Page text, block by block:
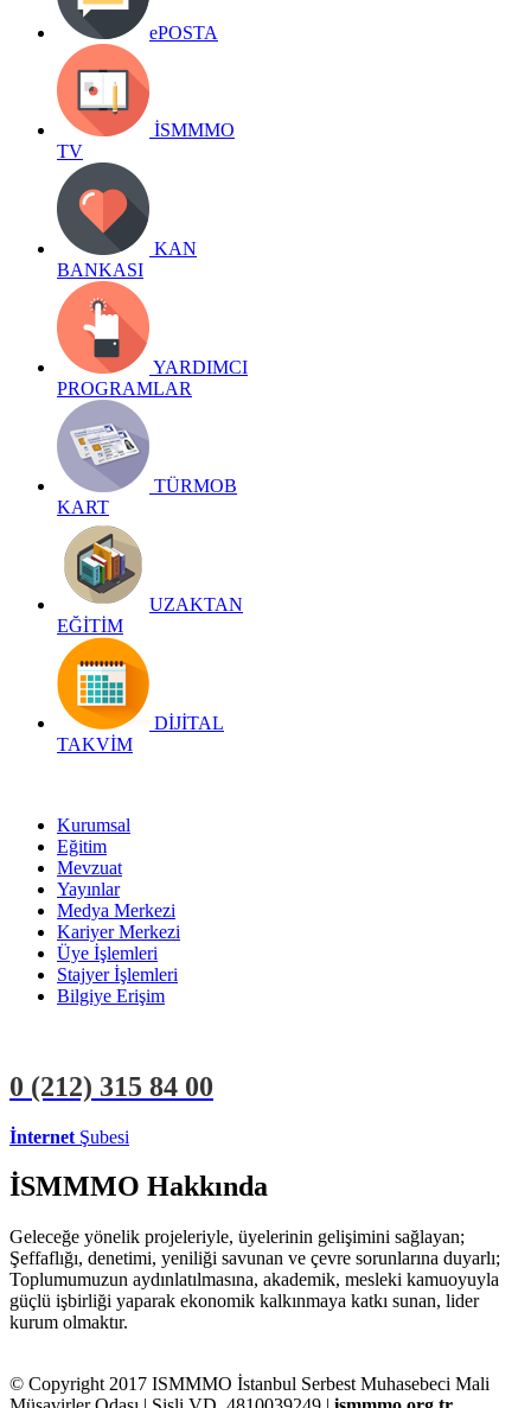
ePOSTA
İSMMMO
TV
KAN
BANKASI
YARDIMCI
PROGRAMLAR
TÜRMOB
KART
UZAKTAN
EĞİTİM
DİJİTAL
TAKVİM
Kurumsal
Eğitim
Mevzuat
Yayınlar
Medya Merkezi
Kariyer Merkezi
Üye İşlemleri
Stajyer İşlemleri
Bilgiye Erişim
0 (212) 315 84 00
İnternet Şubesi
İSMMMO Hakkında
Geleceğe yönelik projeleriyle, üyelerinin gelişimini sağlayan;
Şeffaflığı, denetimi, yeniliği savunan ve çevre sorunlarına duyarlı;
Toplumumuzun aydınlatılmasına, akademik, mesleki kamuoyuyla
güçlü işbirliği yaparak ekonomik kalkınmaya katkı sunan, lider
kurum olmaktır.
© Copyright 2017 ISMMMO İstanbul Serbest Muhasebeci Mali